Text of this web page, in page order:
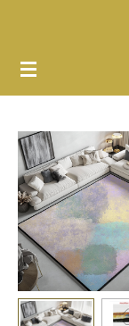
springen